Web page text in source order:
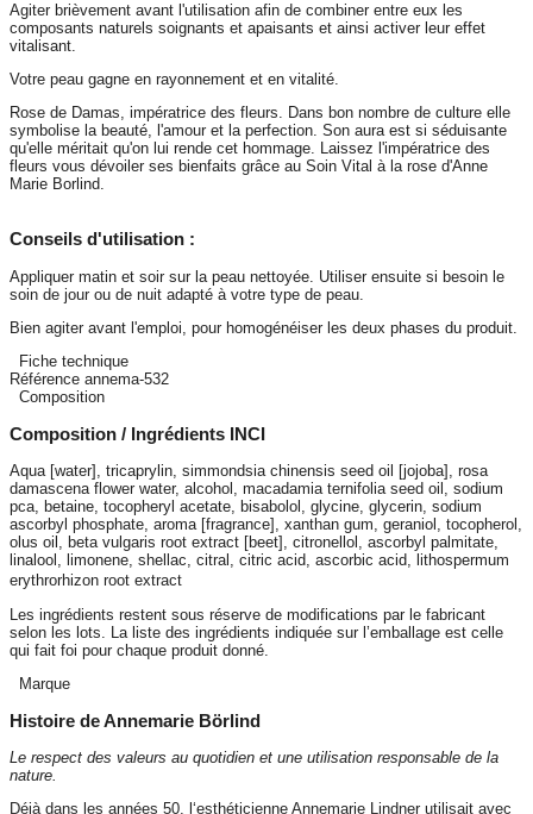
Agiter brièvement avant l'utilisation afin de combiner entre eux les
composants naturels soignants et apaisants et ainsi activer leur effet
vitalisant.
Votre peau gagne en rayonnement et en vitalité.
Rose de Damas, impératrice des fleurs. Dans bon nombre de culture elle
symbolise la beauté, l'amour et la perfection. Son aura est si séduisante
qu'elle méritait qu'on lui rende cet hommage. Laissez l'impératrice des
fleurs vous dévoiler ses bienfaits grâce au Soin Vital à la rose d'Anne
Marie Borlind.
Conseils d'utilisation :
Appliquer matin et soir sur la peau nettoyée. Utiliser ensuite si besoin le
soin de jour ou de nuit adapté à votre type de peau.
Bien agiter avant l'emploi, pour homogénéiser les deux phases du produit.
Fiche technique
Référence annema-532
Composition
Composition / Ingrédients INCI
Aqua [water], tricaprylin, simmondsia chinensis seed oil [jojoba], rosa
damascena flower water, alcohol, macadamia ternifolia seed oil, sodium
pca, betaine, tocopheryl acetate, bisabolol, glycine, glycerin, sodium
ascorbyl phosphate, aroma [fragrance], xanthan gum, geraniol, tocopherol,
olus oil, beta vulgaris root extract [beet], citronellol, ascorbyl palmitate,
linalool, limonene, shellac, citral, citric acid, ascorbic acid, lithospermum
erythrorhizon root extract
Les ingrédients restent sous réserve de modifications par le fabricant
selon les lots. La liste des ingrédients indiquée sur l’emballage est celle
qui fait foi pour chaque produit donné.
Marque
Histoire de Annemarie Börlind
Le respect des valeurs au quotidien et une utilisation responsable de la
nature.
Déjà dans les années 50, l‘esthéticienne Annemarie Lindner utilisait avec